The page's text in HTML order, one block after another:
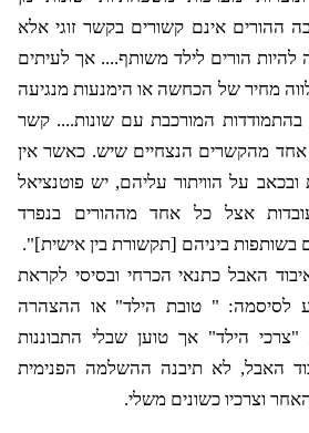
ההורים אינם קשורים בקשר זוגי אלא
הורים לילד משותף.... אך לעיתים
מחיר של הכחשה או הימנעות מנגיעה
בהתמודדות המורכבת עם שונות.... קשר
אחד מהקשרים הנצחיים שיש. כאשר אין
ובכאב על הוויתור עליהם, יש פוטנציאל
אצל כל אחד מההורים בנפרד
בשותפות ביניהם [תקשורת בין אישית]".
האבל כתנאי הכרחי ובסיסי לקראת
לסיסמה: " טובת הילד" או ההצהרה
הילד" אך טוען שבלי התבוננות
האבל, לא תיבנה ההשלמה הפנימית
וצרכיו כשונים משלי.